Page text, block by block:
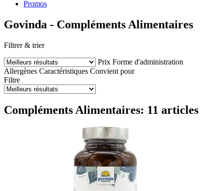
Promos
Govinda - Compléments Alimentaires
Filtrer & trier
Prix Forme d'administration
Allergènes Caractéristiques Convient pour
Filtre
Compléments Alimentaires: 11 articles